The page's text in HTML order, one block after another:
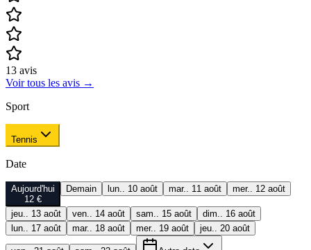
13 avis
Voir tous les avis →
Sport
Tennis
Date
Aujourd'hui
12 €
Demain lun.. 10 août mar.. 11 août mer.. 12 août
jeu.. 13 août ven.. 14 août sam.. 15 août
dim.. 16 août
lun.. 17 août
mar.. 18 août mer.. 19 août jeu.. 20 août